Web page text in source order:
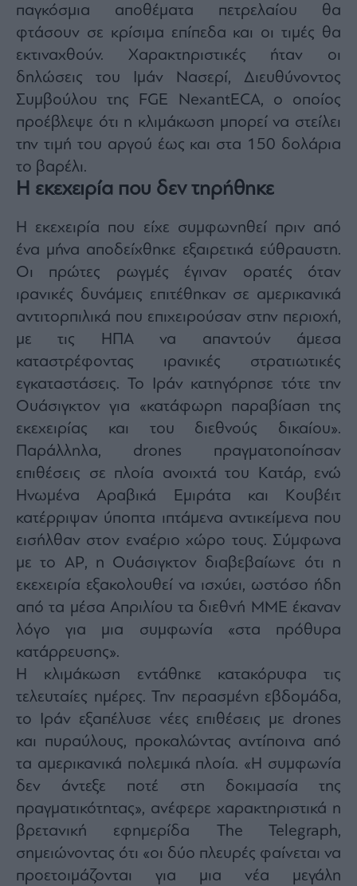
παγκόσμια αποθέματα πετρελαίου θα
φτάσουν σε κρίσιμα επίπεδα και οι τιμές θα
εκτιναχθούν. Χαρακτηριστικές ήταν οι
δηλώσεις του Ιμάν Νασερί, Διευθύνοντος
Συμβούλου της FGE NexantECA, ο οποίος
προέβλεψε ότι η κλιμάκωση μπορεί να στείλει
την τιμή του αργού έως και στα 150 δολάρια
το βαρέλι.
Η εκεχειρία που δεν τηρήθηκε
Η εκεχειρία που είχε συμφωνηθεί πριν από
ένα μήνα αποδείχθηκε εξαιρετικά εύθραυστη.
Οι πρώτες ρωγμές έγιναν ορατές όταν
ιρανικές δυνάμεις επιτέθηκαν σε αμερικανικά
αντιτορπιλικά που επιχειρούσαν στην περιοχή,
με τις ΗΠΑ να απαντούν άμεσα
καταστρέφοντας ιρανικές στρατιωτικές
εγκαταστάσεις. Το Ιράν κατηγόρησε τότε την
Ουάσιγκτον για «κατάφωρη παραβίαση της
εκεχειρίας και του διεθνούς δικαίου».
Παράλληλα, drones πραγματοποίησαν
επιθέσεις σε πλοία ανοιχτά του Κατάρ, ενώ
Ηνωμένα Αραβικά Εμιράτα και Κουβέιτ
κατέρριψαν ύποπτα ιπτάμενα αντικείμενα που
εισήλθαν στον εναέριο χώρο τους. Σύμφωνα
με το ΑP, η Ουάσιγκτον διαβεβαίωνε ότι η
εκεχειρία εξακολουθεί να ισχύει, ωστόσο ήδη
από τα μέσα Απριλίου τα διεθνή ΜΜΕ έκαναν
λόγο για μια συμφωνία «στα πρόθυρα
κατάρρευσης».
Η κλιμάκωση εντάθηκε κατακόρυφα τις
τελευταίες ημέρες. Την περασμένη εβδομάδα,
το Ιράν εξαπέλυσε νέες επιθέσεις με drones
και πυραύλους, προκαλώντας αντίποινα από
τα αμερικανικά πολεμικά πλοία. «Η συμφωνία
δεν άντεξε ποτέ στη δοκιμασία της
πραγματικότητας», ανέφερε χαρακτηριστικά η
βρετανική εφημερίδα The Telegraph,
σημειώνοντας ότι «οι δύο πλευρές φαίνεται να
προετοιμάζονται για μια νέα μεγάλη